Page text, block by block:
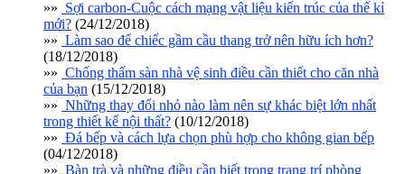
»» Sợi carbon-Cuộc cách mạng vật liệu kiến trúc của thế kỉ
mới? (24/12/2018)
»» Làm sao để chiếc gầm cầu thang trở nên hữu ích hơn?
(18/12/2018)
»» Chống thấm sàn nhà vệ sinh điều cần thiết cho căn nhà
của bạn (15/12/2018)
»» Những thay đổi nhỏ nào làm nên sự khác biệt lớn nhất
trong thiết kế nội thất? (10/12/2018)
»» Đá bếp và cách lựa chọn phù hợp cho không gian bếp
(04/12/2018)
»» Bàn trà và những điều cần biết trong trang trí phòng